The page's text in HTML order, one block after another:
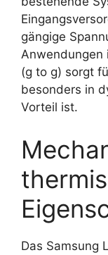
gängige
Anwendungen
(g to g) sorgt
besonders in
Vorteil ist.
Das Samsung